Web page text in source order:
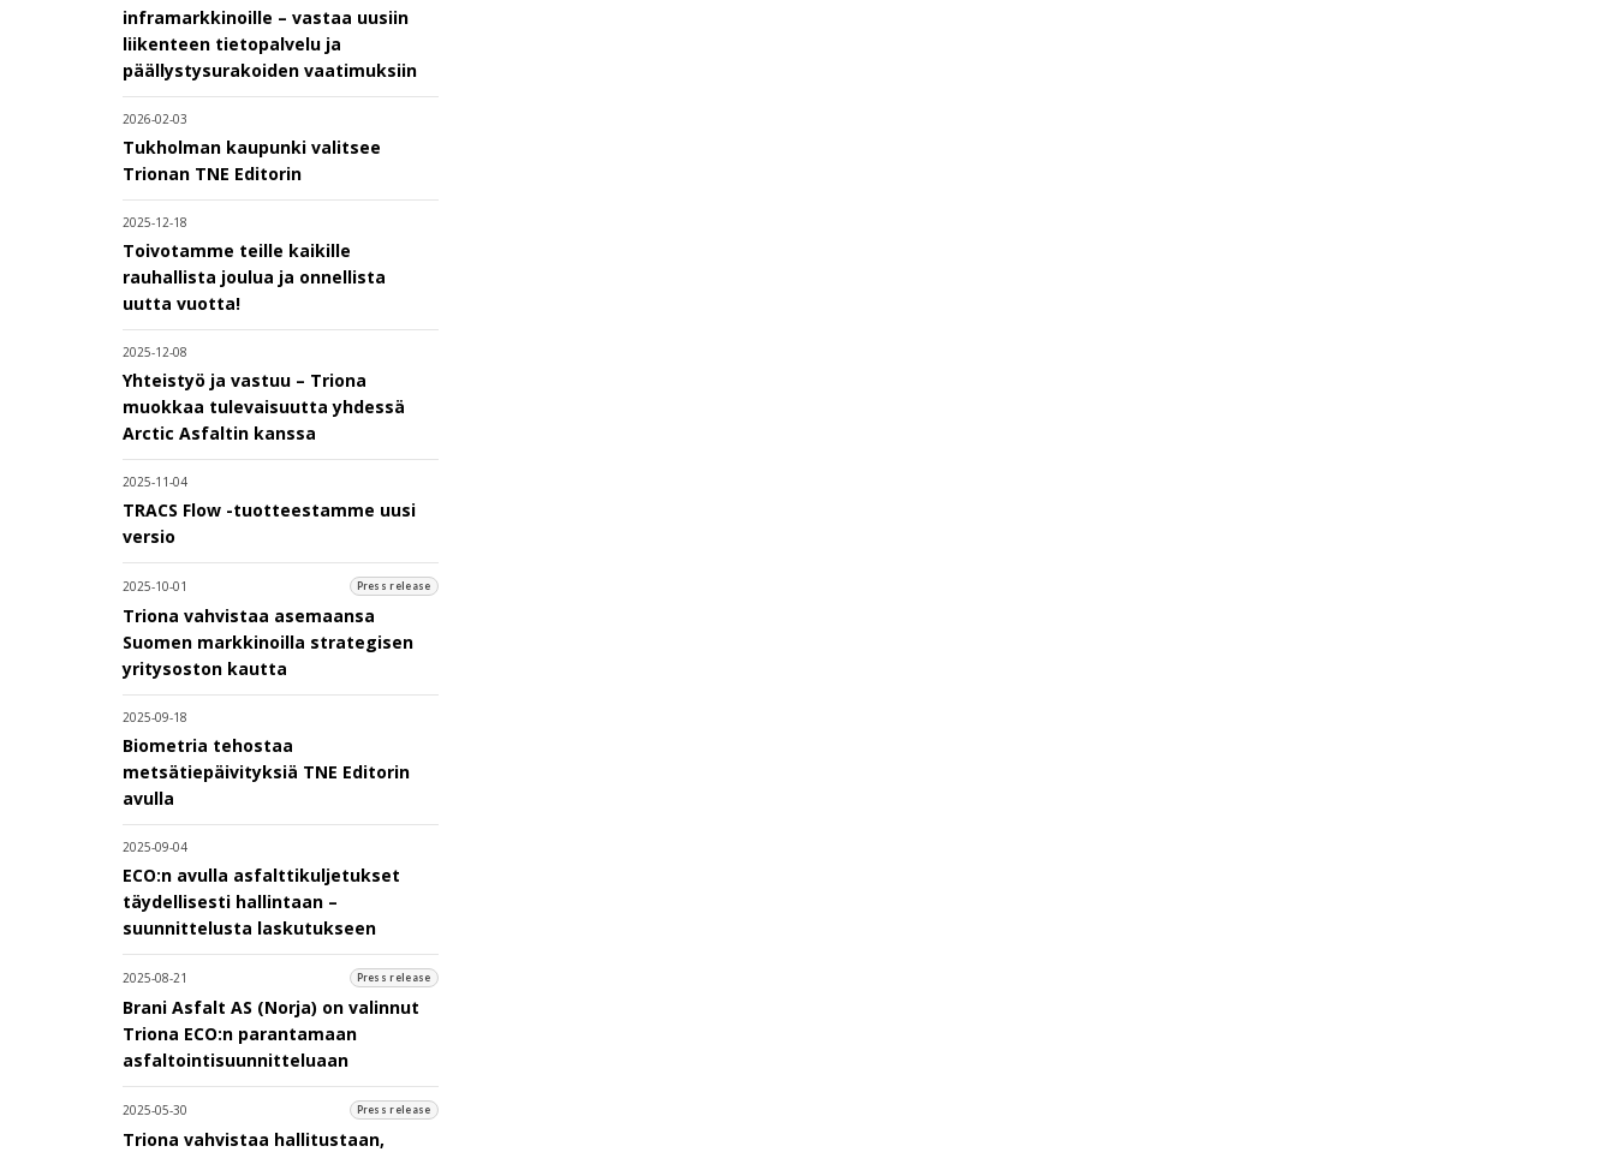
inframarkkinoille – vastaa uusiin
liikenteen tietopalvelu ja
päällystysurakoiden vaatimuksiin
2026-02-03
Tukholman kaupunki valitsee
Trionan TNE Editorin
2025-12-18
Toivotamme teille kaikille
rauhallista joulua ja onnellista
uutta vuotta!
2025-12-08
Yhteistyö ja vastuu – Triona
muokkaa tulevaisuutta yhdessä
Arctic Asfaltin kanssa
2025-11-04
TRACS Flow -tuotteestamme uusi
versio
2025-10-01 Press release
Triona vahvistaa asemaansa
Suomen markkinoilla strategisen
yritysoston kautta
2025-09-18
Biometria tehostaa
metsätiepäivityksiä TNE Editorin
avulla
2025-09-04
ECO:n avulla asfalttikuljetukset
täydellisesti hallintaan –
suunnittelusta laskutukseen
2025-08-21 Press release
Brani Asfalt AS (Norja) on valinnut
Triona ECO:n parantamaan
asfaltointisuunnitteluaan
2025-05-30 Press release
Triona vahvistaa hallitustaan,